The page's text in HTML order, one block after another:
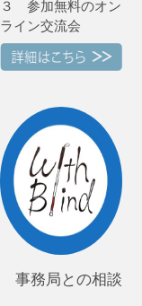
３ 参加無料のオン
ライン交流会
事務局との相談